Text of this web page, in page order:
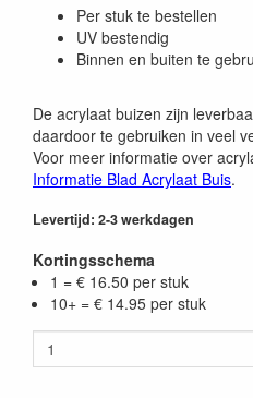
Per stuk te bestellen
UV bestendig
Binnen en buiten te
De acrylaat buizen zijn
daardoor te gebruiken in veel
Voor meer informatie over
Informatie Blad Acrylaat Buis.
Levertijd: 2-3 werkdagen
Kortingsschema
1 = € 16.50 per stuk
10+ = € 14.95 per stuk